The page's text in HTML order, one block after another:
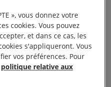
région doivent se
obligations
de droits humains, qui
de protéger, de
droits de celles et ceux
la corruption et
», vous donnez votre
cookies. Vous pouvez
et dans ce cas, les
s'appliqueront. Vous
vos préférences. Pour
politique relative aux